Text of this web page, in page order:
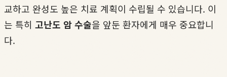
교하고 완성도 높은 치료 계획이 수립될 수 있습니다. 이
는 특히 고난도 암 수술을 앞둔 환자에게 매우 중요합니
다.